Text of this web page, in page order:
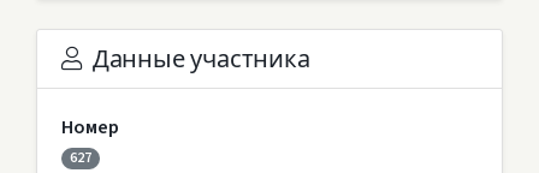
Данные участника
Номер
627